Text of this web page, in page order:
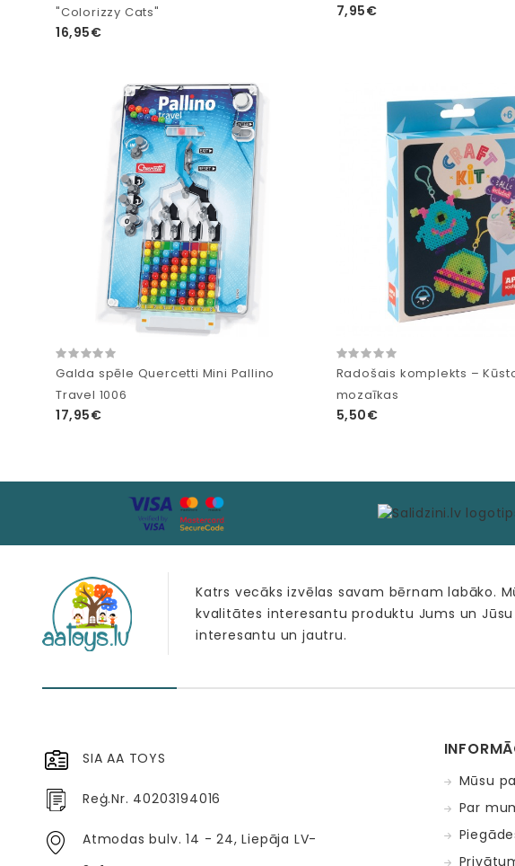
"Colorizzy Cats"
16,95€
7,95€
Galda spēle Quercetti Mini Pallino
Travel 1006
17,95€
Radošais komplekts –
mozaīkas
5,50€
Katrs vecāks izvēlas savam bērnam labāko.
kvalitātes interesantu produktu Jums un
interesantu un jautru.
SIA AA TOYS
Reģ.Nr. 40203194016
Atmodas bulv. 14 - 24, Liepāja LV-
Mūsu
Par